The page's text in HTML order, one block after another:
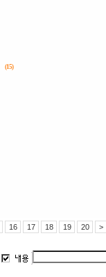
(15)
16 17 18 19 20 >